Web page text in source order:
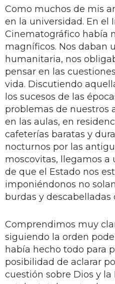
Como muchos de mis
en la universidad. En el
Cinematográfico había
magníficos. Nos daban
humanitaria, nos
pensar en las
vida. Discutiendo
los sucesos de las
problemas de nuestros
en las aulas, en
cafeterías baratas y
nocturnos por las
moscovitas, llegamos
de que el Estado nos
imponiéndonos no
burdas y
Comprendimos muy
siguiendo la orden
había hecho todo para
posibilidad de aclarar
cuestión sobre Dios y la